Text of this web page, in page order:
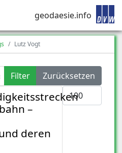
geodaesie.info
Lutz Vogt
Filter
Zurücksetzen
Anzeige #
–
deren